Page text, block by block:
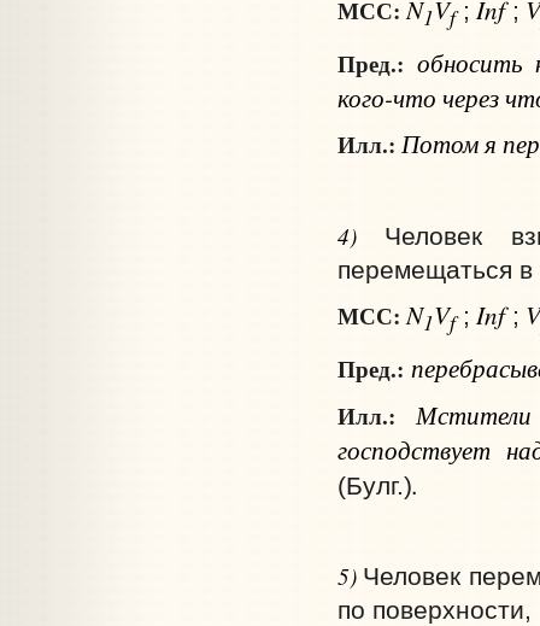
МСС:N1Vf; Inf; V
Пред.: обносить
кого-что через
Илл.: Потом я
4) Человек
перемещаться в
МСС:N1Vf; Inf; V
Пред.:
Илл.:
господствует
(Булг.).
5) Человек
по поверхности,